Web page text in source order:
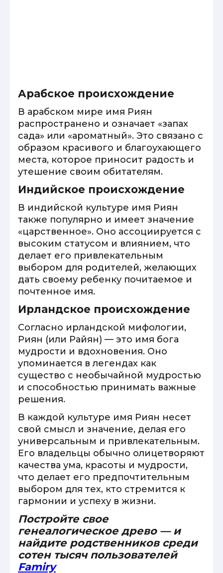
Арабское происхождение
В арабском мире имя Риян
распространено и означает «запах
сада» или «ароматный». Это связано с
образом красивого и благоухающего
места, которое приносит радость и
утешение своим обитателям.
Индийское происхождение
В индийской культуре имя Риян
также популярно и имеет значение
«царственное». Оно ассоциируется с
высоким статусом и влиянием, что
делает его привлекательным
выбором для родителей, желающих
дать своему ребенку почитаемое и
почтенное имя.
Ирландское происхождение
Согласно ирландской мифологии,
Риян (или Райян) — это имя бога
мудрости и вдохновения. Оно
упоминается в легендах как
существо с необычайной мудростью
и способностью принимать важные
решения.
В каждой культуре имя Риян несет
свой смысл и значение, делая его
универсальным и привлекательным.
Его владельцы обычно олицетворяют
качества ума, красоты и мудрости,
что делает его предпочтительным
выбором для тех, кто стремится к
гармонии и успеху в жизни.
Постройте свое
генеалогическое древо — и
найдите родственников среди
сотен тысяч пользователей
Famiry